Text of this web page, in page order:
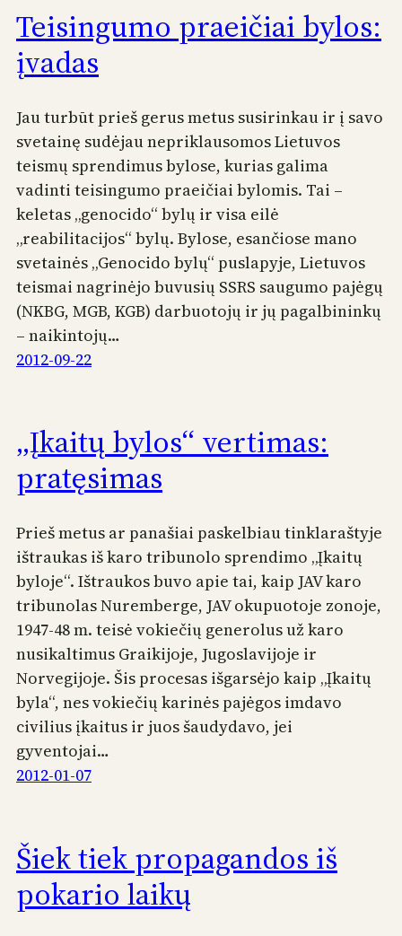
Teisingumo praeičiai bylos:
įvadas
Jau turbūt prieš gerus metus susirinkau ir į savo
svetainę sudėjau nepriklausomos Lietuvos
teismų sprendimus bylose, kurias galima
vadinti teisingumo praeičiai bylomis. Tai –
keletas „genocido“ bylų ir visa eilė
„reabilitacijos“ bylų. Bylose, esančiose mano
svetainės „Genocido bylų“ puslapyje, Lietuvos
teismai nagrinėjo buvusių SSRS saugumo pajėgų
(NKBG, MGB, KGB) darbuotojų ir jų pagalbininkų
– naikintojų…
2012-09-22
„Įkaitų bylos“ vertimas:
pratęsimas
Prieš metus ar panašiai paskelbiau tinklaraštyje
ištraukas iš karo tribunolo sprendimo „Įkaitų
byloje“. Ištraukos buvo apie tai, kaip JAV karo
tribunolas Nuremberge, JAV okupuotoje zonoje,
1947-48 m. teisė vokiečių generolus už karo
nusikaltimus Graikijoje, Jugoslavijoje ir
Norvegijoje. Šis procesas išgarsėjo kaip „Įkaitų
byla“, nes vokiečių karinės pajėgos imdavo
civilius įkaitus ir juos šaudydavo, jei
gyventojai…
2012-01-07
Šiek tiek propagandos iš
pokario laikų